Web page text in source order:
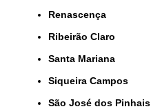
Renascença
Ribeirão Claro
Santa Mariana
Siqueira Campos
São José dos Pinhais